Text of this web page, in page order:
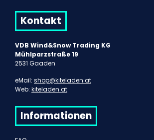
Kontakt
VDB Wind&Snow Trading KG
Mühlparzstraße 19
2531 Gaaden
eMail: shop@kiteladen.at
Web: kiteladen.at
Informationen